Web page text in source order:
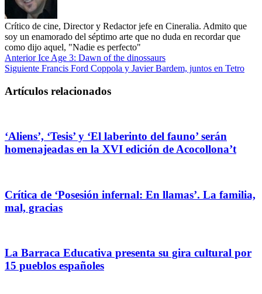
Crítico de cine, Director y Redactor jefe en Cineralia. Admito que
soy un enamorado del séptimo arte que no duda en recordar que
como dijo aquel, "Nadie es perfecto"
AnteriorIce Age 3: Dawn of the dinossaurs
Siguiente Francis Ford Coppola y Javier Bardem, juntos en Tetro
Artículos relacionados
‘Aliens’, ‘Tesis’ y ‘El laberinto del fauno’ serán
homenajeadas en la XVI edición de Acocollona’t
Crítica de ‘Posesión infernal: En llamas’. La familia,
mal, gracias
La Barraca Educativa presenta su gira cultural por
15 pueblos españoles